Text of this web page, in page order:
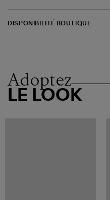
DISPONIBILITÉ BOUTIQUE
Adoptez
LE LOOK